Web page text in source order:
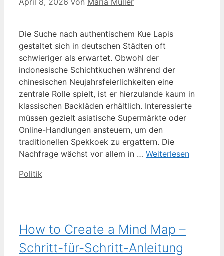
April 8, 2026 von Maria Müller
Die Suche nach authentischem Kue Lapis
gestaltet sich in deutschen Städten oft
schwieriger als erwartet. Obwohl der
indonesische Schichtkuchen während der
chinesischen Neujahrsfeierlichkeiten eine
zentrale Rolle spielt, ist er hierzulande kaum in
klassischen Backläden erhältlich. Interessierte
müssen gezielt asiatische Supermärkte oder
Online-Handlungen ansteuern, um den
traditionellen Spekkoek zu ergattern. Die
Nachfrage wächst vor allem in … Weiterlesen
Kategorien
Politik
How to Create a Mind Map –
Schritt-für-Schritt-Anleitung